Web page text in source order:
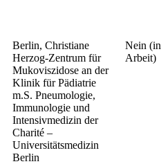
Berlin, Christiane
Herzog-Zentrum für
Mukoviszidose an der
Klinik für Pädiatrie
m.S. Pneumologie,
Immunologie und
Intensivmedizin der
Charité –
Universitätsmedizin
Berlin
Nein (in
Arbeit)